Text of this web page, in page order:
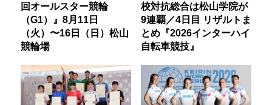
回オールスター競輪
（G1）』8月11日
（火）〜16日（日）松山
競輪場
校対抗総合は松山学院が
9連覇／4日目 リザルトま
とめ『2026インターハイ
自転車競技』